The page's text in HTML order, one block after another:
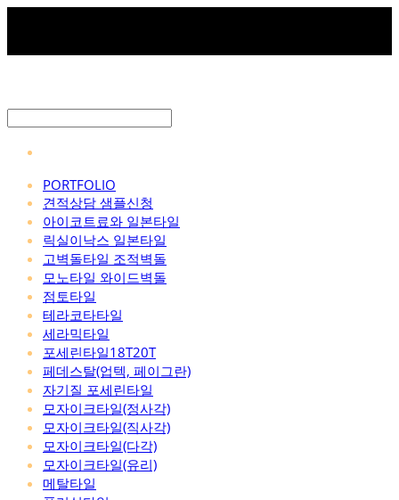
PORTFOLIO
견적상담 샘플신청
아이코트료와 일본타일
릭실이낙스 일본타일
고벽돌타일 조적벽돌
모노타일 와이드벽돌
점토타일
테라코타타일
세라믹타일
포세린타일18T20T
페데스탈(업텍, 페이그란)
자기질 포세린타일
모자이크타일(정사각)
모자이크타일(직사각)
모자이크타일(다각)
모자이크타일(유리)
메탈타일